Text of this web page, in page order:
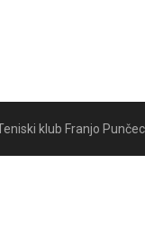
klub Franjo